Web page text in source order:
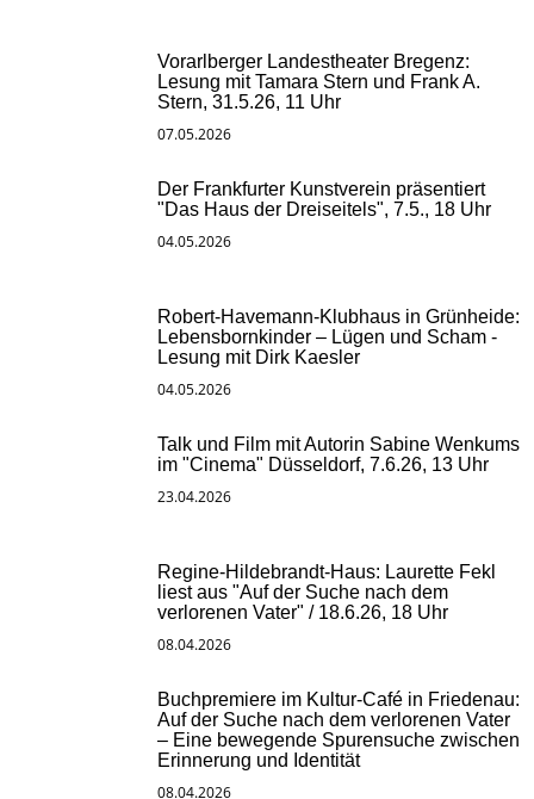
Vorarlberger Landestheater Bregenz:
Lesung mit Tamara Stern und Frank A.
Stern, 31.5.26, 11 Uhr
07.05.2026
Der Frankfurter Kunstverein präsentiert
"Das Haus der Dreiseitels", 7.5., 18 Uhr
04.05.2026
Robert-Havemann-Klubhaus in Grünheide:
Lebensbornkinder – Lügen und Scham -
Lesung mit Dirk Kaesler
04.05.2026
Talk und Film mit Autorin Sabine Wenkums
im "Cinema" Düsseldorf, 7.6.26, 13 Uhr
23.04.2026
Regine-Hildebrandt-Haus: Laurette Fekl
liest aus "Auf der Suche nach dem
verlorenen Vater" / 18.6.26, 18 Uhr
08.04.2026
Buchpremiere im Kultur-Café in Friedenau:
Auf der Suche nach dem verlorenen Vater
– Eine bewegende Spurensuche zwischen
Erinnerung und Identität
08.04.2026